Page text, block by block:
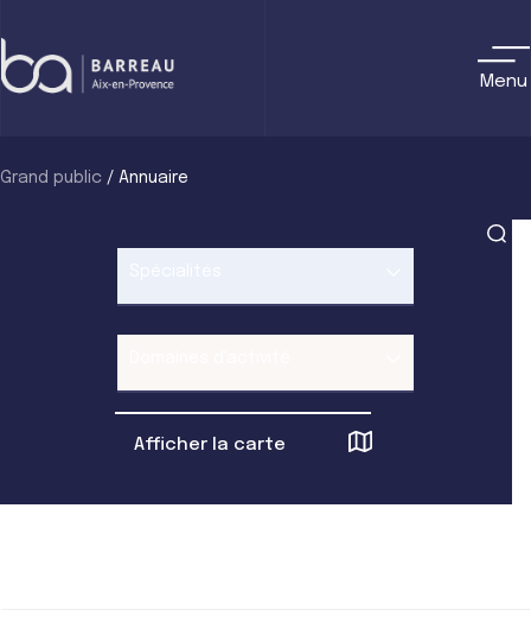
to
content
Menu
Grand public / Annuaire
Afficher la carte